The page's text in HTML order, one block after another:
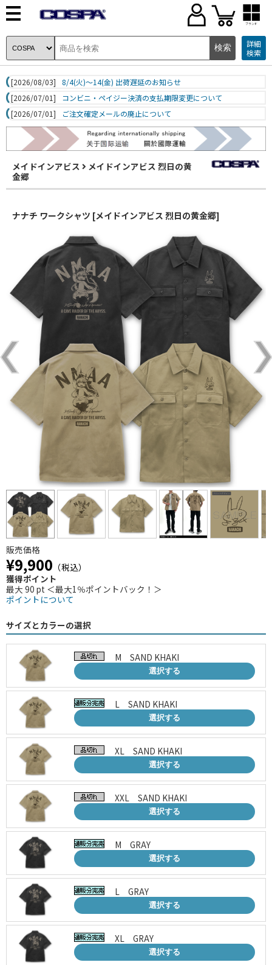
ブランド
詳細
検索
[2026/08/03]
8/4(火)～14(金) 出荷遅延のお知らせ
[2026/07/01]
コンビニ・ペイジー決済の支払期限変更について
[2026/07/01]
ご注文確定メールの廃止について
メイドインアビス
メイドインアビス 烈日の黄
金郷
ナナチ ワークシャツ [メイドインアビス 烈日の黄金郷]
販売価格
¥9,900 （税込）
獲得ポイント
最大 90 pt ＜最大1％ポイントバック！＞
ポイントについて
サイズとカラーの選択
M SAND KHAKI
選択する
L SAND KHAKI
選択する
XL SAND KHAKI
選択する
XXL SAND KHAKI
選択する
M GRAY
選択する
L GRAY
選択する
XL GRAY
選択する